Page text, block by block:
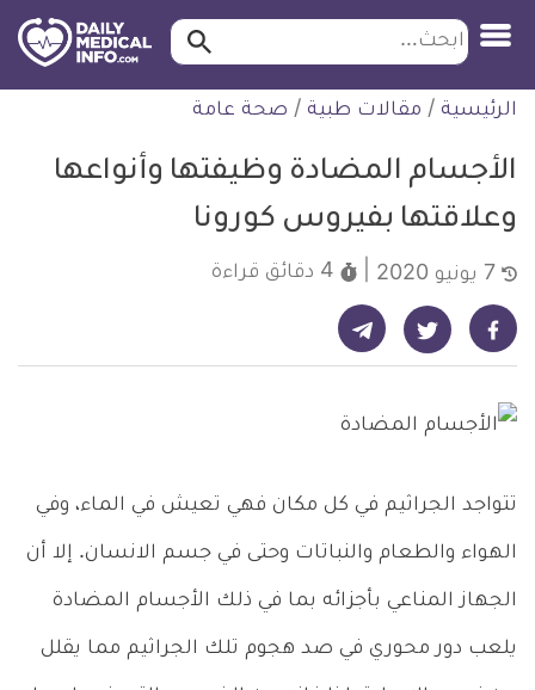
التخطي
للمحتوى
ابحث ابحث…
الرئيسية / مقالات طبية / صحة عامة
الأجسام المضادة وظيفتها وأنواعها
وعلاقتها بفيروس كورونا
4 دقائق قراءة
شارك على فيسبوك - ديلي ميديكال انفو شارك على تويتر - ديلي ميديكال انفو شارك على تيليجرام - ديلي ميديكال انفو
تتواجد الجراثيم في كل مكان فهي تعيش في الماء، وفي
الهواء والطعام والنباتات وحتى في جسم الانسان. إلا أن
الجهاز المناعي بأجزائه بما في ذلك الأجسام المضادة
يلعب دور محوري في صد هجوم تلك الجراثيم مما يقلل